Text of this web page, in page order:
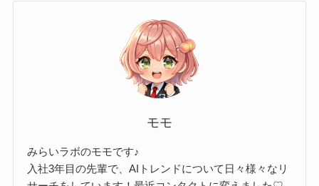
モモ
みらいラボのモモです♪
入社3年目の先輩で、AIトレンドについて日々様々なリ